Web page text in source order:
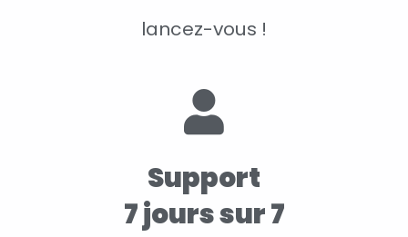
lancez-vous !
Support
7 jours sur 7